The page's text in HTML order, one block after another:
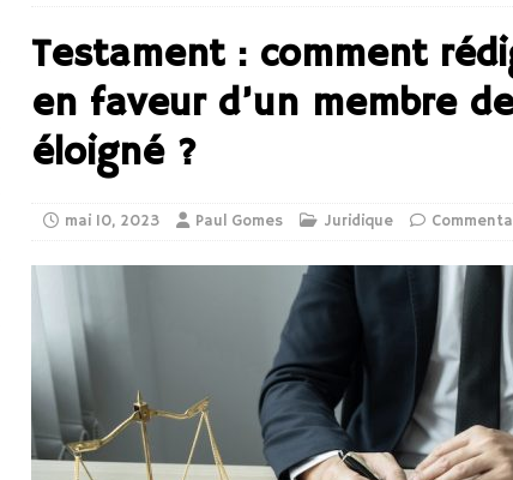
Testament : comment
en faveur d’un membre
éloigné ?
mai 10, 2023 Paul Gomes Juridique